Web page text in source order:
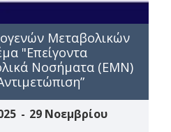
Μεταβολικών
"Επείγοντα
Νοσήματα (ΕΜΝ)
29 Νοεμβρίου